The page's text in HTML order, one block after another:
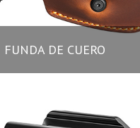
FUNDA DE CUERO